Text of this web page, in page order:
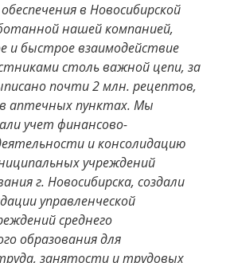
в Новосибирской
нашей компанией,
и быстрое взаимодействие
столь важной цепи, за
почти 2 млн. рецептов,
в аптечных пунктах. Мы
учет финансово-
и консолидацию
учреждений
г. Новосибирска, создали
управленческой
среднего
образования для
занятости и трудовых